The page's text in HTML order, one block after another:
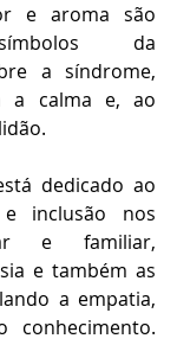
e aroma são
da
a síndrome,
a calma e, ao
dedicado ao
inclusão nos
e familiar,
e também as
a empatia,